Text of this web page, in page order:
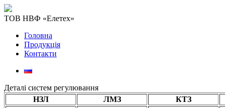
ТОВ НВФ «Елетех»
Головна
Продукція
Контакти
Деталі систем регулювання
НЗЛ
ЛМЗ
КТЗ